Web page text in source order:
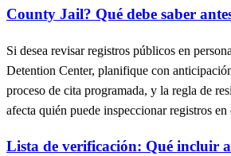
County Jail? Qué debe saber
Si desea revisar registros públicos en
Detention Center, planifique con
proceso de cita programada, y la regla de
afecta quién puede inspeccionar registros en
Lista de verificación: Qué incluir